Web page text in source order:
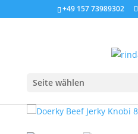
+49 157 73989302
Seite wählen
Start/ Beef-Jerky